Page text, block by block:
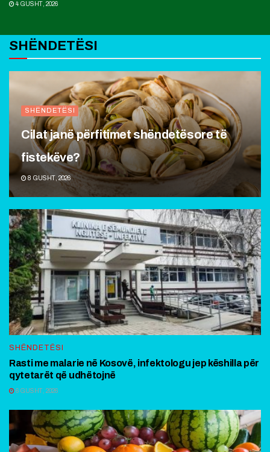
4 GUSHT, 2026
SHËNDETËSI
SHËNDETËSI
Cilat janë përfitimet shëndetësore të
fistekëve?
8 GUSHT, 2026
SHËNDETËSI
Rasti me malarie në Kosovë, infektologu jep këshilla për
qytetarët që udhëtojnë
6 GUSHT, 2026